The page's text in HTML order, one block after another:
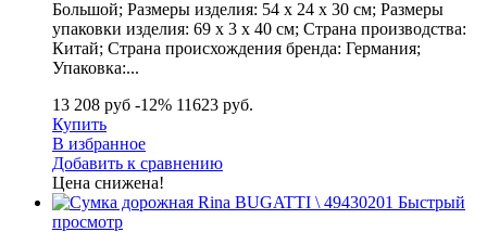
Большой; Размеры изделия: 54 х 24 х 30 см; Размеры
упаковки изделия: 69 х 3 х 40 см; Страна производства:
Китай; Страна происхождения бренда: Германия;
Упаковка:...
13 208 руб -12% 11623 руб.
Купить
В избранное
Добавить к сравнению
Цена снижена!
Быстрый
просмотр